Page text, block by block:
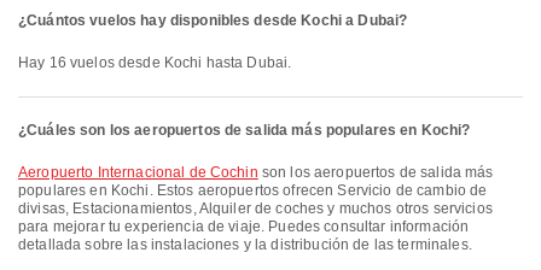
¿Cuántos vuelos hay disponibles desde Kochi a Dubai?
Hay 16 vuelos desde Kochi hasta Dubai.
¿Cuáles son los aeropuertos de salida más populares en Kochi?
Aeropuerto Internacional de Cochin son los aeropuertos de salida más
populares en Kochi. Estos aeropuertos ofrecen Servicio de cambio de
divisas, Estacionamientos, Alquiler de coches y muchos otros servicios
para mejorar tu experiencia de viaje. Puedes consultar información
detallada sobre las instalaciones y la distribución de las terminales.